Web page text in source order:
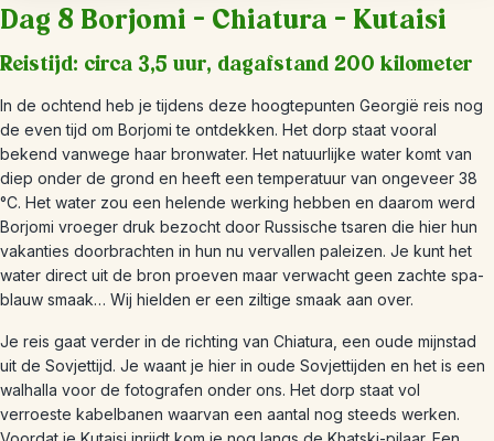
Dag 8 Borjomi – Chiatura – Kutaisi
Reistijd: circa 3,5 uur, dagafstand 200 kilometer
In de ochtend heb je tijdens deze hoogtepunten Georgië reis nog
de even tijd om Borjomi te ontdekken. Het dorp staat vooral
bekend vanwege haar bronwater. Het natuurlijke water komt van
diep onder de grond en heeft een temperatuur van ongeveer 38
°C. Het water zou een helende werking hebben en daarom werd
Borjomi vroeger druk bezocht door Russische tsaren die hier hun
vakanties doorbrachten in hun nu vervallen paleizen. Je kunt het
water direct uit de bron proeven maar verwacht geen zachte spa-
blauw smaak… Wij hielden er een ziltige smaak aan over.
Je reis gaat verder in de richting van Chiatura, een oude mijnstad
uit de Sovjettijd. Je waant je hier in oude Sovjettijden en het is een
walhalla voor de fotografen onder ons. Het dorp staat vol
verroeste kabelbanen waarvan een aantal nog steeds werken.